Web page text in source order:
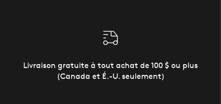
Livraison gratuite à tout achat de 100 $ ou plus
(Canada et É.-U. seulement)